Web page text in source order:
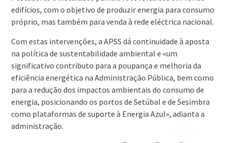
edifícios, com o objetivo de produzir energia para consumo
próprio, mas também para venda à rede eléctrica nacional.
Com estas intervenções, a APSS dá continuidade à aposta
na política de sustentabilidade ambiental e «um
significativo contributo para a poupança e melhoria da
eficiência energética na Administração Pública, bem como
para a redução dos impactos ambientais do consumo de
energia, posicionando os portos de Setúbal e de Sesimbra
como plataformas de suporte à Energia Azul», adianta a
administração.